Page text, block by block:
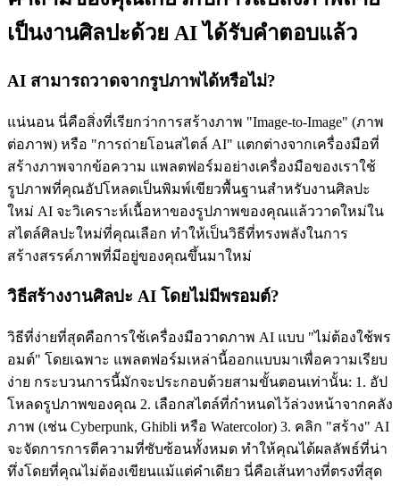
เป็นงานศิลปะด้วย AI ได้รับคำตอบแล้ว
AI สามารถวาดจากรูปภาพได้หรือไม่?
แน่นอน นี่คือสิ่งที่เรียกว่าการสร้างภาพ "Image-to-Image" (ภาพ
ต่อภาพ) หรือ "การถ่ายโอนสไตล์ AI" แตกต่างจากเครื่องมือที่
สร้างภาพจากข้อความ แพลตฟอร์มอย่างเครื่องมือของเราใช้
รูปภาพที่คุณอัปโหลดเป็นพิมพ์เขียวพื้นฐานสำหรับงานศิลปะ
ใหม่ AI จะวิเคราะห์เนื้อหาของรูปภาพของคุณแล้ววาดใหม่ใน
สไตล์ศิลปะใหม่ที่คุณเลือก ทำให้เป็นวิธีที่ทรงพลังในการ
สร้างสรรค์ภาพที่มีอยู่ของคุณขึ้นมาใหม่
วิธีสร้างงานศิลปะ AI โดยไม่มีพรอมต์?
วิธีที่ง่ายที่สุดคือการใช้เครื่องมือวาดภาพ AI แบบ "ไม่ต้องใช้พร
อมต์" โดยเฉพาะ แพลตฟอร์มเหล่านี้ออกแบบมาเพื่อความเรียบ
ง่าย กระบวนการนี้มักจะประกอบด้วยสามขั้นตอนเท่านั้น: 1. อัป
โหลดรูปภาพของคุณ 2. เลือกสไตล์ที่กำหนดไว้ล่วงหน้าจากคลัง
ภาพ (เช่น Cyberpunk, Ghibli หรือ Watercolor) 3. คลิก "สร้าง" AI
จะจัดการการตีความที่ซับซ้อนทั้งหมด ทำให้คุณได้ผลลัพธ์ที่น่า
ทึ่งโดยที่คุณไม่ต้องเขียนแม้แต่คำเดียว นี่คือเส้นทางที่ตรงที่สุด